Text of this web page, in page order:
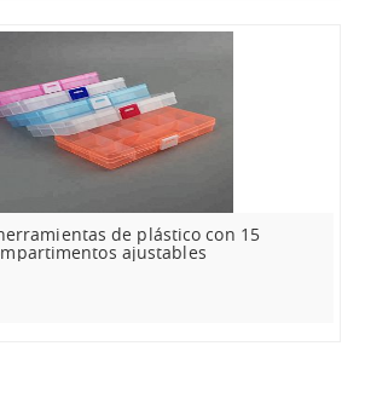
de plástico con 15
ajustables